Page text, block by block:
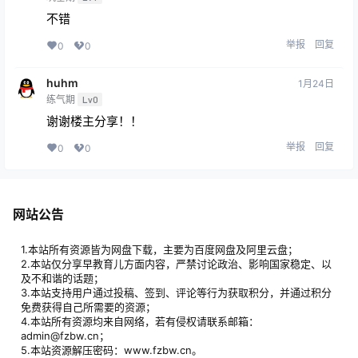
不错
0 0 举报 回复
huhm
练气期 Lv0
1月24日
谢谢楼主分享！！
0 0 举报 回复
网站公告
1.本站所有资源皆为网盘下载，主要为百度网盘及阿里云盘；
2.本站仅分享早教育儿方面内容，严禁讨论政治、影响国家稳定、以
及不和谐的话题；
3.本站支持用户通过投稿、签到、评论等行为获取积分，并通过积分
免费获得自己所需要的资源；
4.本站所有资源均来自网络，若有侵权请联系邮箱：
admin@fzbw.cn；
5.本站资源解压密码：www.fzbw.cn。